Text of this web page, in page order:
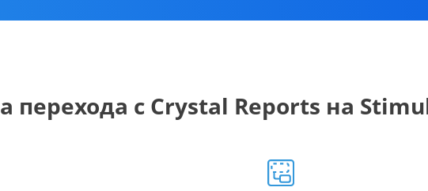
перехода с Crystal Reports на